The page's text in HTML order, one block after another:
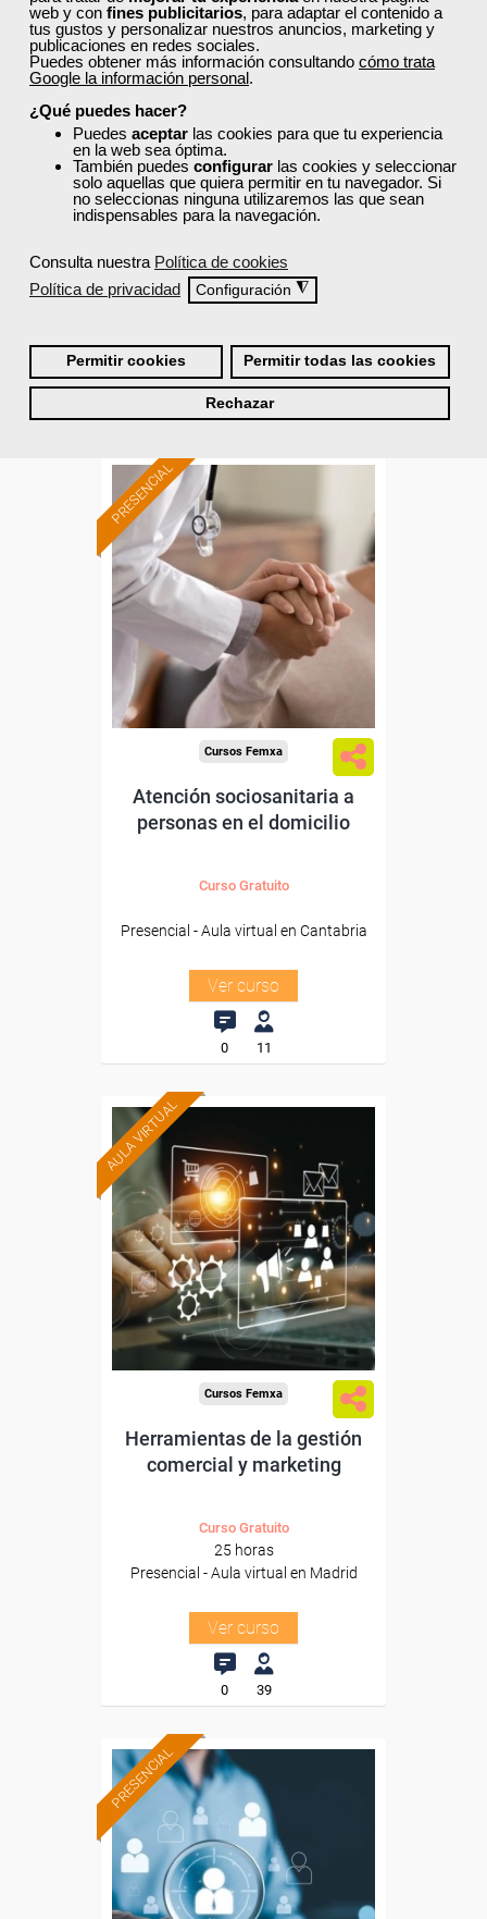
web y con fines publicitarios, para adaptar el contenido a
tus gustos y personalizar nuestros anuncios, marketing y
publicaciones en redes sociales.
Puedes obtener más información consultando cómo trata
Google la información personal.
¿Qué puedes hacer?
Puedes aceptar las cookies para que tu experiencia
en la web sea óptima.
También puedes configurar las cookies y seleccionar
solo aquellas que quiera permitir en tu navegador. Si
no seleccionas ninguna utilizaremos las que sean
indispensables para la navegación.
Consulta nuestra Política de cookies
Política de privacidad
Configuración ◮
Permitir cookies Permitir todas las cookies
Rechazar
Para todos los sectores.
Marketing básico en medios
sociales
25 horas
Presencial - Aula virtual en Madrid
Ver curso
0 40
PRESENCIAL
Formación 100%
subvencionada.
Para desempleados,
trabajadores y autónomos
de Cantabria.
Para todos los sectores.
Cursos Femxa
Atención sociosanitaria a
personas en el domicilio
Curso Gratuito
Presencial - Aula virtual en Cantabria
Ver curso
0 11
AULA VIRTUAL Formación 100%
subvencionada.
Para trabajadores y
autónomos de Madrid.
Para todos los sectores.
Cursos Femxa
Herramientas de la gestión
comercial y marketing
Curso Gratuito
25 horas
Presencial - Aula virtual en Madrid
Ver curso
0 39
PRESENCIAL
Formación 100%
subvencionada.
Para desempleados,
trabajadores y autónomos
de Castilla y Leon.